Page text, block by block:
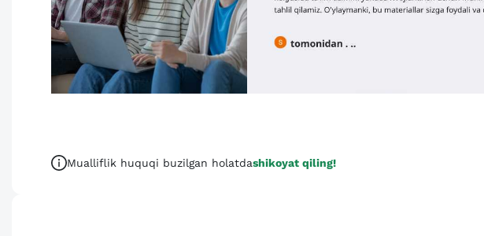
Mualliflik huquqi buzilgan holatdashikoyat qiling!